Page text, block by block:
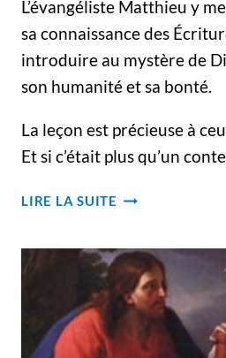
L’évangéliste Matthieu y
sa connaissance des
introduire au mystère de
son humanité et sa bonté.
La leçon est précieuse à
Et si c’était plus qu’un
LIRE LA SUITE DES
GRANDS
YEUX